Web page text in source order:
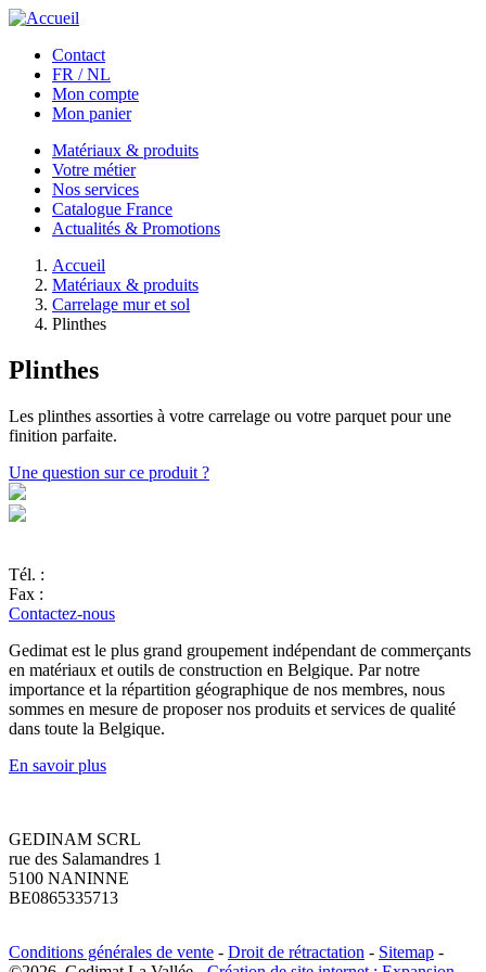
Aller au contenu principal
Contact
FR / NL
Mon compte
Mon panier
Matériaux & produits
Votre métier
Nos services
Catalogue France
Actualités & Promotions
Accueil
Matériaux & produits
Carrelage mur et sol
Plinthes
Plinthes
Les plinthes assorties à votre carrelage ou votre parquet pour une
finition parfaite.
Une question sur ce produit ?
Tél. :
Fax :
Contactez-nous
Gedimat est le plus grand groupement indépendant de commerçants
en matériaux et outils de construction en Belgique. Par notre
importance et la répartition géographique de nos membres, nous
sommes en mesure de proposer nos produits et services de qualité
dans toute la Belgique.
En savoir plus
GEDINAM SCRL
rue des Salamandres 1
5100 NANINNE
BE0865335713
Conditions générales de vente - Droit de rétractation - Sitemap -